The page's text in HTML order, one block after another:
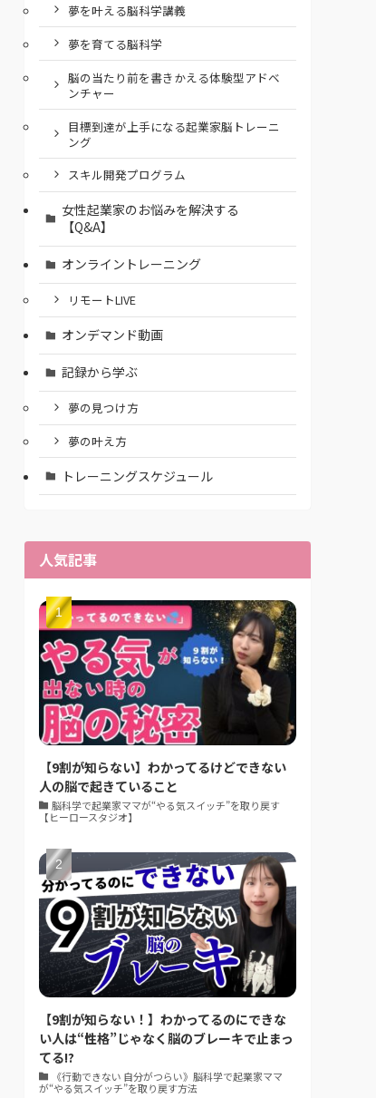
夢を叶える脳科学講義
夢を育てる脳科学
脳の当たり前を書きかえる体験型アドベ
ンチャー
⽬標到達が上⼿になる起業家脳トレーニ
ング
スキル開発プログラム
女性起業家のお悩みを解決する
【Q&A】
オンライントレーニング
リモートLIVE
オンデマンド動画
記録から学ぶ
夢の見つけ方
夢の叶え方
トレーニングスケジュール
人気記事
【9割が知らない】わかってるけどできない
人の脳で起きていること
脳科学で起業家ママが“やる気スイッチ”を取り戻す
【ヒーロースタジオ】
【9割が知らない！】わかってるのにできな
い人は“性格”じゃなく脳のブレーキで止まっ
てる!?
《行動できない 自分がつらい》脳科学で起業家ママ
が“やる気スイッチ”を取り戻す方法